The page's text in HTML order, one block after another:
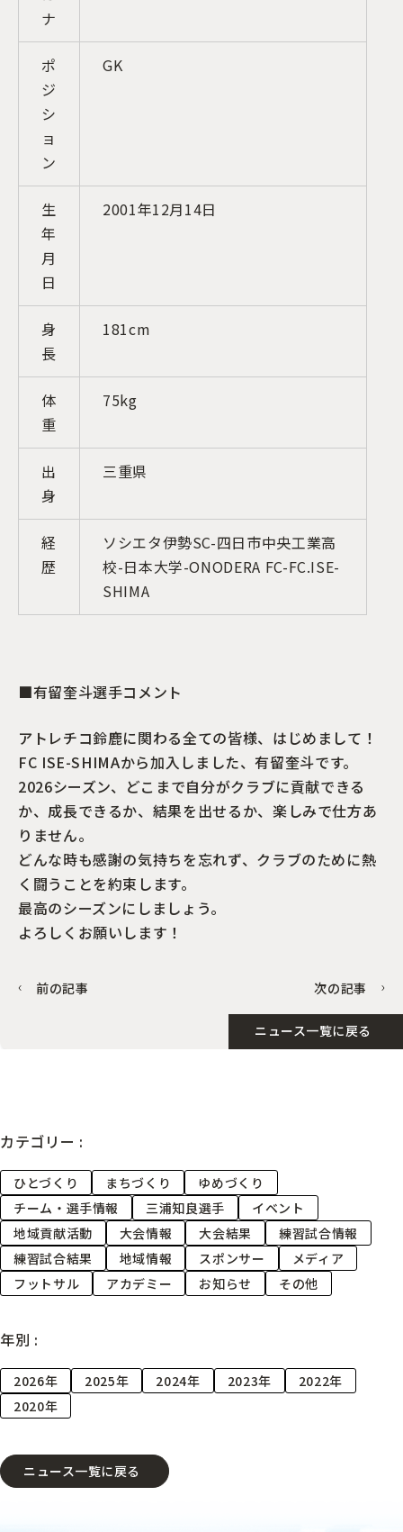
カテゴリー :
ひとづくり まちづくり
ゆめづくり
チーム・選手情報
三浦知良選手
イベント
地域貢献活動
大会情報 大会結果
練習試合情報
練習試合結果
地域情報 スポンサー
メディア
フットサル
アカデミー お知らせ その他
年別 :
2026年 2025年 2024年 2023年
2022年
2020年
ニュース一覧に戻る
ナ
ポ
ジ
シ
ョ
ン
GK
生
年
月
日
2001年12月14日
身
長
181cm
体
重
75kg
出
身
三重県
経
歴
ソシエタ伊勢SC-四日市中央工業高
校-日本大学-ONODERA FC-FC.ISE-
SHIMA
■有留奎斗選手コメント
アトレチコ鈴鹿に関わる全ての皆様、はじめまして！
FC ISE-SHIMAから加入しました、有留奎斗です。
2026シーズン、どこまで自分がクラブに貢献できる
か、成長できるか、結果を出せるか、楽しみで仕方あ
りません。
どんな時も感謝の気持ちを忘れず、クラブのために熱
く闘うことを約束します。
最高のシーズンにしましょう。
よろしくお願いします！
前の記事 次の記事
ニュース一覧に戻る